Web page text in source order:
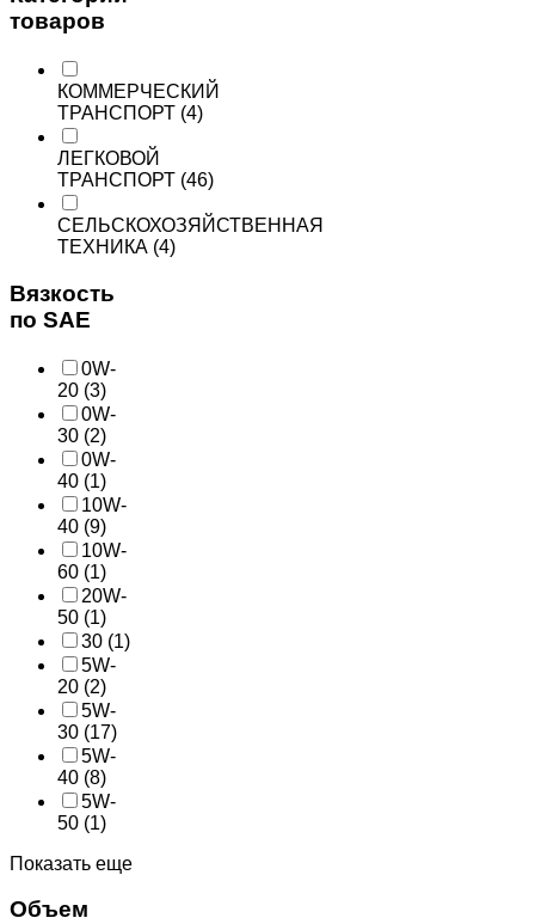
товаров
КОММЕРЧЕСКИЙ
ТРАНСПОРТ (4)
ЛЕГКОВОЙ
ТРАНСПОРТ (46)
СЕЛЬСКОХОЗЯЙСТВЕННАЯ
ТЕХНИКА (4)
Вязкость
по SAE
0W-
20 (3)
0W-
30 (2)
0W-
40 (1)
10W-
40 (9)
10W-
60 (1)
20W-
50 (1)
30 (1)
5W-
20 (2)
5W-
30 (17)
5W-
40 (8)
5W-
50 (1)
Показать еще
Объем